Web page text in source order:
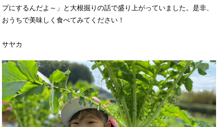
プにするんだよ～」と大根掘りの話で盛り上がっていました。是非、
おうちで美味しく食べてみてください！
サヤカ